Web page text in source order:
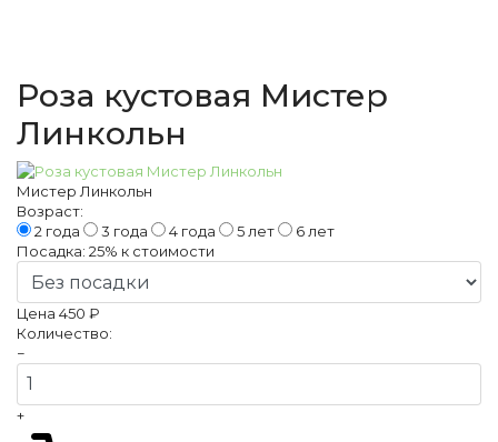
Роза кустовая Мистер
Линкольн
Мистер Линкольн
Возраст:
2 года
3 года 4 года 5 лет
6 лет
Посадка: 25% к стоимости
Цена 450 ₽
Количество:
−
+